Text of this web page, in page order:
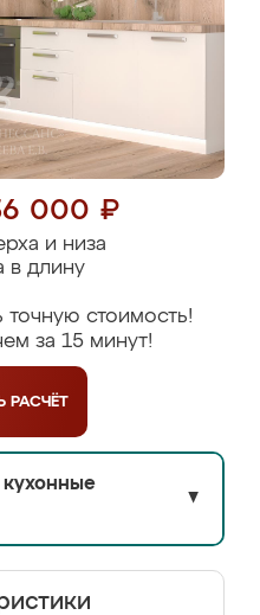
000 ₽
и низа
в длину
стоимость!
за 15 минут!
РАСЧЁТ
кухонные
▼